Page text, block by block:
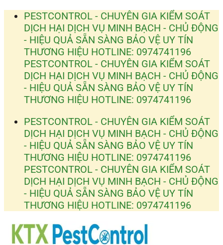
Bỏ
dung
PESTCONTROL - CHUYÊN GIA KIỂM SOÁT
DỊCH HẠI DỊCH VỤ MINH BẠCH - CHỦ ĐỘNG
- HIỆU QUẢ SẴN SÀNG BẢO VỆ UY TÍN
THƯƠNG HIỆU HOTLINE: 0974741196
PESTCONTROL - CHUYÊN GIA KIỂM SOÁT
DỊCH HẠI DỊCH VỤ MINH BẠCH - CHỦ ĐỘNG
- HIỆU QUẢ SẴN SÀNG BẢO VỆ UY TÍN
THƯƠNG HIỆU HOTLINE: 0974741196
PESTCONTROL - CHUYÊN GIA KIỂM SOÁT
DỊCH HẠI DỊCH VỤ MINH BẠCH - CHỦ ĐỘNG
- HIỆU QUẢ SẴN SÀNG BẢO VỆ UY TÍN
THƯƠNG HIỆU HOTLINE: 0974741196
PESTCONTROL - CHUYÊN GIA KIỂM SOÁT
DỊCH HẠI DỊCH VỤ MINH BẠCH - CHỦ ĐỘNG
- HIỆU QUẢ SẴN SÀNG BẢO VỆ UY TÍN
THƯƠNG HIỆU HOTLINE: 0974741196